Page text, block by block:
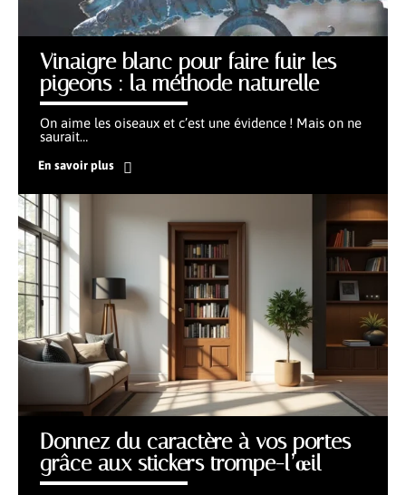
Vinaigre blanc pour faire fuir les
pigeons : la méthode naturelle
On aime les oiseaux et c’est une évidence ! Mais on ne
saurait…
En savoir plus
Donnez du caractère à vos portes
grâce aux stickers trompe-l’œil